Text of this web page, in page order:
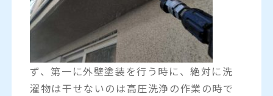
ず、第一に外壁塗装を行う時に、絶対に洗
濯物は干せないのは高圧洗浄の作業の時で